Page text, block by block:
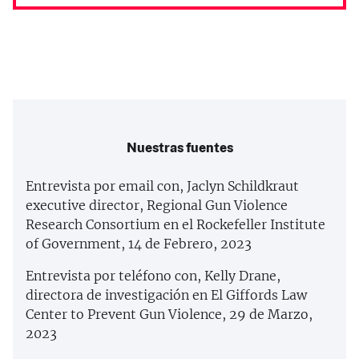
Nuestras fuentes
Entrevista por email con, Jaclyn Schildkraut
executive director, Regional Gun Violence
Research Consortium en el Rockefeller Institute
of Government, 14 de Febrero, 2023
Entrevista por teléfono con, Kelly Drane,
directora de investigación en El Giffords Law
Center to Prevent Gun Violence, 29 de Marzo,
2023